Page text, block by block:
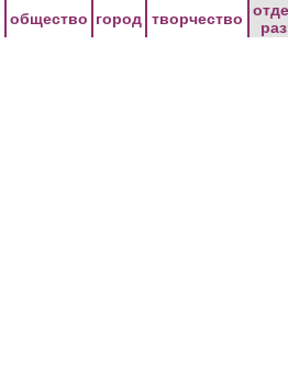
общество город творчество